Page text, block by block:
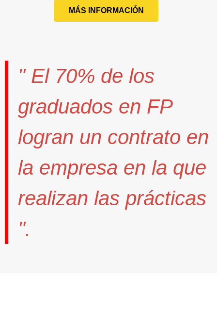
MÁS INFORMACIÓN
" El 70% de los
graduados en FP
logran un contrato en
la empresa en la que
realizan las prácticas
".